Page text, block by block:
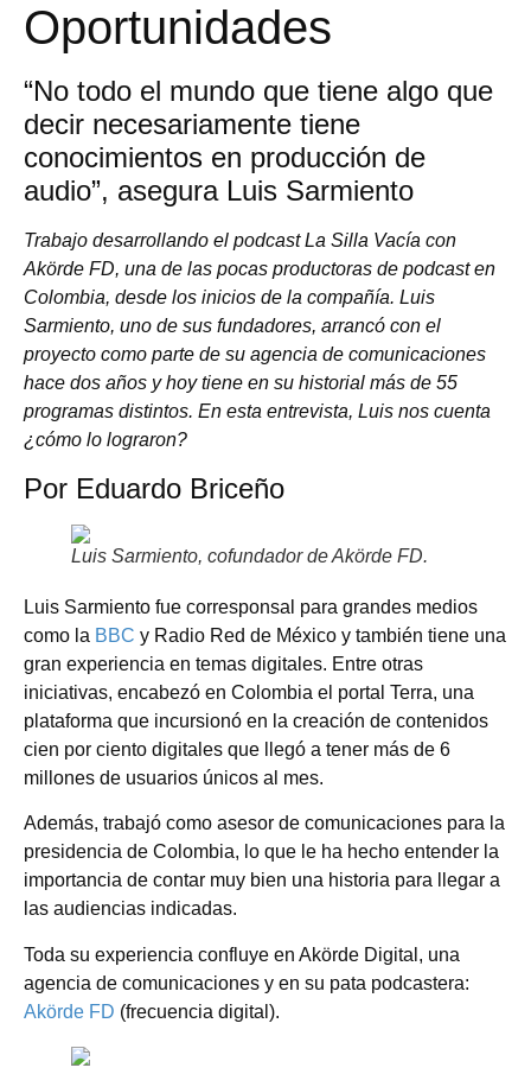
Oportunidades
“No todo el mundo que tiene algo que
decir necesariamente tiene
conocimientos en producción de
audio”, asegura Luis Sarmiento
Trabajo desarrollando el podcast La Silla Vacía con
Akörde FD, una de las pocas productoras de podcast en
Colombia, desde los inicios de la compañía. Luis
Sarmiento, uno de sus fundadores, arrancó con el
proyecto como parte de su agencia de comunicaciones
hace dos años y hoy tiene en su historial más de 55
programas distintos. En esta entrevista, Luis nos cuenta
¿cómo lo lograron?
Por Eduardo Briceño
Luis Sarmiento, cofundador deAkörde FD.
Luis Sarmiento fue corresponsal para grandes medios
como la BBC y Radio Red de México y también tiene una
gran experiencia en temas digitales. Entre otras
iniciativas, encabezó en Colombia el portal Terra, una
plataforma que incursionó en la creación de contenidos
cien por ciento digitales que llegó a tener más de 6
millones de usuarios únicos al mes.
Además, trabajó como asesor de comunicaciones para la
presidencia de Colombia, lo que le ha hecho entender la
importancia de contar muy bien una historia para llegar a
las audiencias indicadas.
Toda su experiencia confluye en Akörde Digital, una
agencia de comunicaciones y en su pata podcastera:
Akörde FD (frecuencia digital).